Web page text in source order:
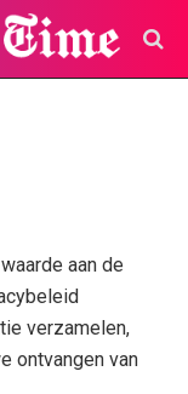
aan de
verzamelen,
ontvangen van